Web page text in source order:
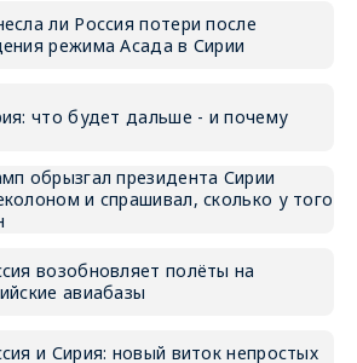
ли Россия потери после
режима Асада в Сирии
что будет дальше - и почему
обрызгал президента Сирии
и спрашивал, сколько у того
возобновляет полёты на
авиабазы
и Сирия: новый виток непростых